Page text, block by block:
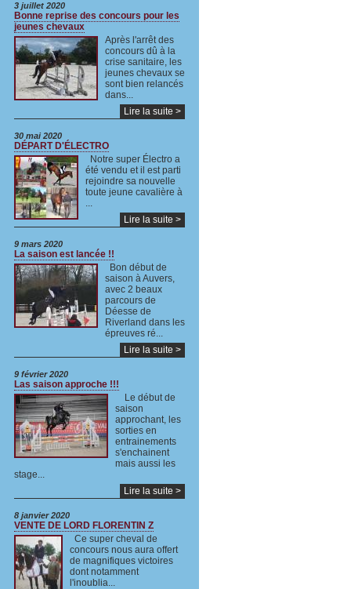
3 juillet 2020
Bonne reprise des concours pour les
jeunes chevaux
Après l'arrêt des
concours dû à la
crise sanitaire, les
jeunes chevaux se
sont bien relancés
dans...
Lire la suite >
30 mai 2020
DÉPART D'ÉLECTRO
Notre super Électro a
été vendu et il est parti
rejoindre sa nouvelle
toute jeune cavalière à
...
Lire la suite >
9 mars 2020
La saison est lancée !!
Bon début de
saison à Auvers,
avec 2 beaux
parcours de
Déesse de
Riverland dans les
épreuves ré...
Lire la suite >
9 février 2020
Las saison approche !!!
Le début de
saison
approchant, les
sorties en
entrainements
s'enchainent
mais aussi les
stage...
Lire la suite >
8 janvier 2020
VENTE DE LORD FLORENTIN Z
Ce super cheval de
concours nous aura offert
de magnifiques victoires
dont notamment
l'inoublia...